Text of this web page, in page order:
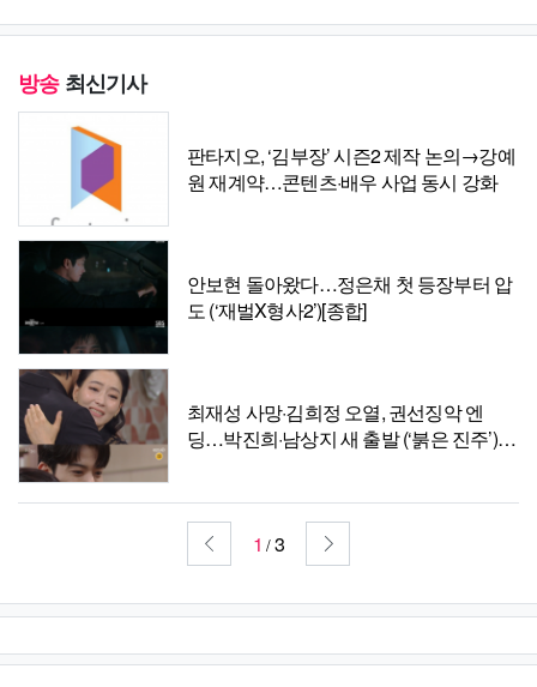
방송최신기사
판타지오, ‘김부장’ 시즌2 제작 논의→강예
원 재계약…콘텐츠·배우 사업 동시 강화
안보현 돌아왔다…정은채 첫 등장부터 압
도 (‘재벌X형사2’)[종합]
최재성 사망·김희정 오열, 권선징악 엔
딩…박진희·남상지 새 출발 (‘붉은 진주’)
1 /3